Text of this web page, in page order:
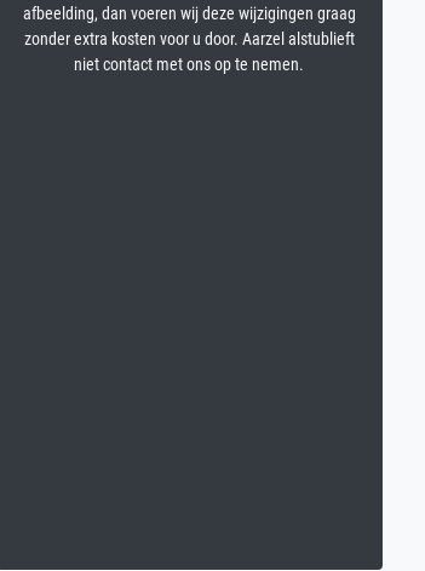
afbeelding, dan voeren wij deze wijzigingen graag
zonder extra kosten voor u door. Aarzel alstublieft
niet contact met ons op te nemen.